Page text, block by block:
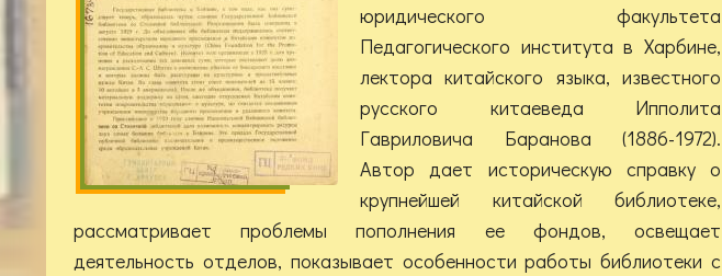
юридического факультета
Педагогического института в Харбине,
лектора китайского языка, известного
русского китаеведа Ипполита
Гавриловича Баранова (1886-1972).
Автор дает историческую справку о
крупнейшей китайской библиотеке,
рассматривает проблемы пополнения ее фондов, освещает
деятельность отделов, показывает особенности работы библиотеки с